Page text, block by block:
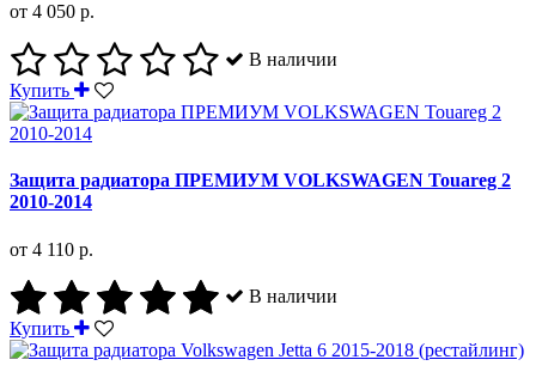
от 4 050 р.
В наличии
Купить
Защита радиатора ПРЕМИУМ VOLKSWAGEN Touareg 2
2010-2014
от 4 110 р.
В наличии
Купить